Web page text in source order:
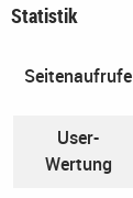
Statistik
Seitenaufrufe
User-
Wertung